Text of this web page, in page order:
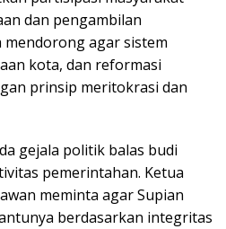
dan pengambilan
agar sistem
kota, dan reformasi
prinsip meritokrasi dan
gejala politik balas budi
pemerintahan. Ketua
meminta agar Supian
berdasarkan integritas